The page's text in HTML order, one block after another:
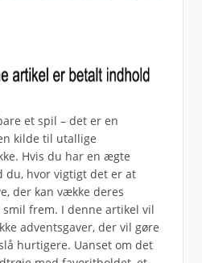
et spil – det er en
kilde til utallige
Hvis du har en ægte
du, hvor vigtigt det er at
der kan vække deres
frem. I denne artikel vil
adventsgaver, der vil gøre
hurtigere. Uanset om det